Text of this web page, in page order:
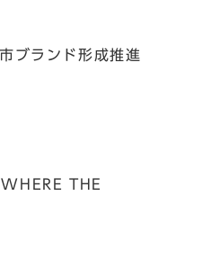
ブランド形成推進
THE